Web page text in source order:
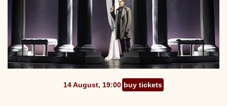
14 August, 19:00 buy tickets